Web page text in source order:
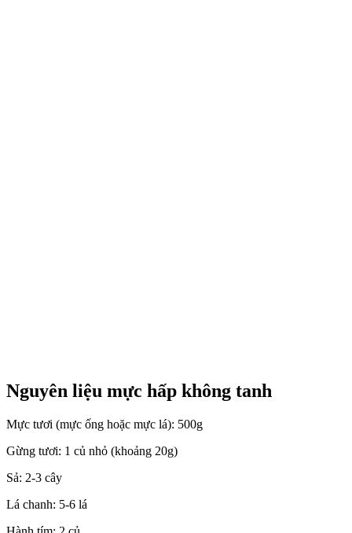
Nguyên liệu mực hấp không tanh
Mực tươi (mực ống hoặc mực lá): 500g
Gừng tươi: 1 củ nhỏ (khoảng 20g)
Sả: 2-3 cây
Lá chanh: 5-6 lá